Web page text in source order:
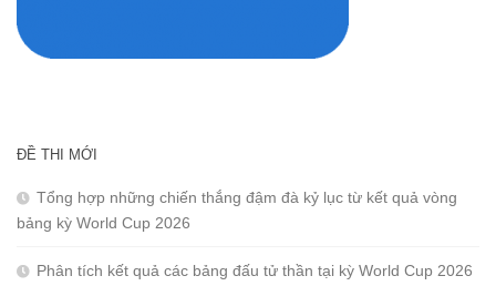
ĐỀ THI MỚI
Tổng hợp những chiến thắng đậm đà kỷ lục từ kết quả vòng
bảng kỳ World Cup 2026
Phân tích kết quả các bảng đấu tử thần tại kỳ World Cup 2026